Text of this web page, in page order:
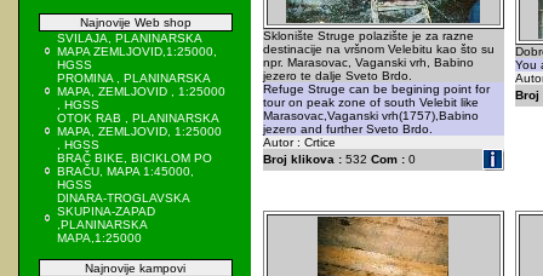
Najnovije Web shop
SVILAJA, PLANINARSKA
MAPA ZEMLJOVID,1:25000,
HGSS
PROMINA , PLANINARSKA
MAPA, ZEMLJOVID , 1:25000
, HGSS
OTOK RAB , PLANINARSKA
MAPA, ZEMLJOVID, 1:25000
, HGSS
BRAČ BIKE, BICIKLOM PO
BRAČU, MAPA 1:45000,
HGSS
DINARA-TROGLAVSKA
SKUPINA-ZAPAD
,PLANINARSKA
MAPA,1:25000
Najnovije kampovi
Sklonište Struge polazište je za razne
destinacije na vršnom Velebitu kao što su
npr. Marasovac, Vaganski vrh, Babino
jezero te dalje Sveto Brdo.
Refuge Struge can be begining point for
tour on peak zone of south Velebit like
Marasovac,Vaganski vrh(1757),Babino
jezero and further Sveto Brdo.
Autor : Crtice
Broj klikova :532 Com :0
You
Broj